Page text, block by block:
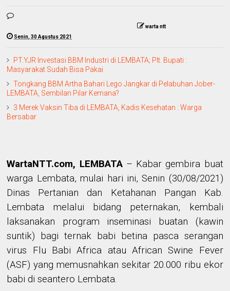
warta ntt
Senin, 30 Agustus 2021
PT.YJR Investasi BBM Industri di LEMBATA; Plt. Bupati :
Masyarakat Sudah Bisa Pakai
Tongkang BBM Artha Bahari Lego Jangkar di Pelabuhan Jober-
LEMBATA, Sembilan Pilar Kemana?
3 Merek Vaksin Tiba di LEMBATA, Kadis Kesehatan : Warga
Bersabar
WartaNTT.com, LEMBATA– Kabar gembira buat
warga Lembata, mulai hari ini, Senin (30/08/2021)
Dinas Pertanian dan Ketahanan Pangan Kab.
Lembata
melalui bidang peternakan,
kembali
laksanakan program inseminasi buatan (kawin
suntik) bagi ternak babi betina pasca serangan
virus Flu Babi Africa atau African Swine Fever
(ASF) yangmemusnahkan sekitar 20.000 ribu ekor
babi di seantero Lembata.